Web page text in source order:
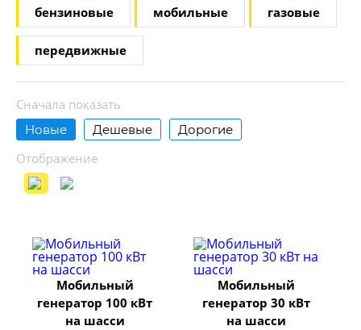
бензиновые мобильные газовые
передвижные
Сначала показать
Новые Дешевые Дорогие
Отображение
Мобильный
генератор 100 кВт
на шасси
Мобильный
генератор 30 кВт
на шасси